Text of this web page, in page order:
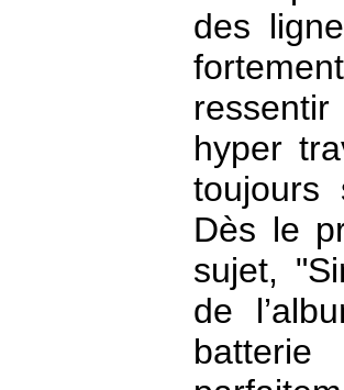
des
hyper
toujours
Dès le
sujet,
de